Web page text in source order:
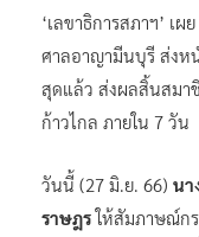
‘เลขาธิการสภาฯ’ เ
ศาลอาญามีนบุรี ส่งห
สุดแล้ว ส่งผลสิ้นสมา
ก้าวไกล ภายใน 7 วัน
วันนี้ (27 มิ.ย. 66) นา
ราษฎรให้สัมภาษณ์ก